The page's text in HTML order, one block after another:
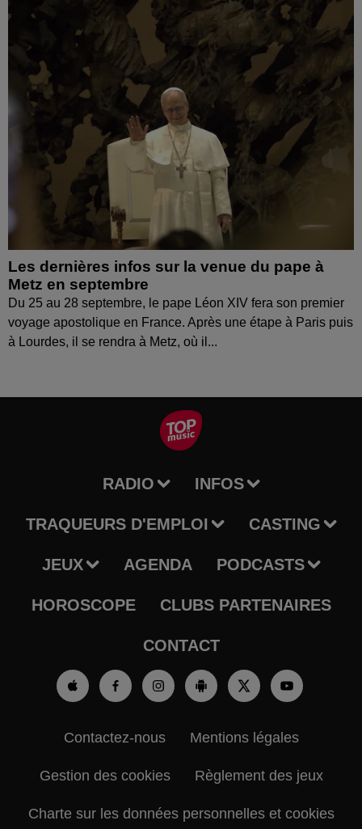
Les dernières infos sur la venue du pape à
Metz en septembre
Du 25 au 28 septembre, le pape Léon XIV fera son premier
voyage apostolique en France. Après une étape à Paris puis
à Lourdes, il se rendra à Metz, où il...
RADIO INFOS
TRAQUEURS D'EMPLOI CASTING
JEUX AGENDA PODCASTS
HOROSCOPE CLUBS PARTENAIRES
CONTACT
Contactez-nous Mentions légales
Gestion des cookies Règlement des jeux
Charte sur les données personnelles et cookies